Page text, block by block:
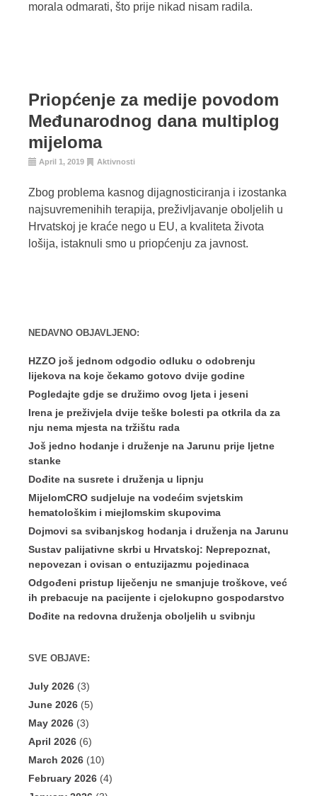
morala odmarati, što prije nikad nisam radila.
Priopćenje za medije povodom
Međunarodnog dana multiplog
mijeloma
April 1, 2019 Aktivnosti
Zbog problema kasnog dijagnosticiranja i izostanka
najsuvremenihih terapija, preživljavanje oboljelih u
Hrvatskoj je kraće nego u EU, a kvaliteta života
lošija, istaknuli smo u priopćenju za javnost.
NEDAVNO OBJAVLJENO:
HZZO još jednom odgodio odluku o odobrenju
lijekova na koje čekamo gotovo dvije godine
Pogledajte gdje se družimo ovog ljeta i jeseni
Irena je preživjela dvije teške bolesti pa otkrila da za
nju nema mjesta na tržištu rada
Još jedno hodanje i druženje na Jarunu prije ljetne
stanke
Dođite na susrete i druženja u lipnju
MijelomCRO sudjeluje na vodećim svjetskim
hematološkim i miejlomskim skupovima
Dojmovi sa svibanjskog hodanja i druženja na Jarunu
Sustav palijativne skrbi u Hrvatskoj: Neprepoznat,
nepovezan i ovisan o entuzijazmu pojedinaca
Odgođeni pristup liječenju ne smanjuje troškove, već
ih prebacuje na pacijente i cjelokupno gospodarstvo
Dođite na redovna druženja oboljelih u svibnju
SVE OBJAVE:
July 2026 (3)
June 2026 (5)
May 2026 (3)
April 2026 (6)
March 2026 (10)
February 2026 (4)